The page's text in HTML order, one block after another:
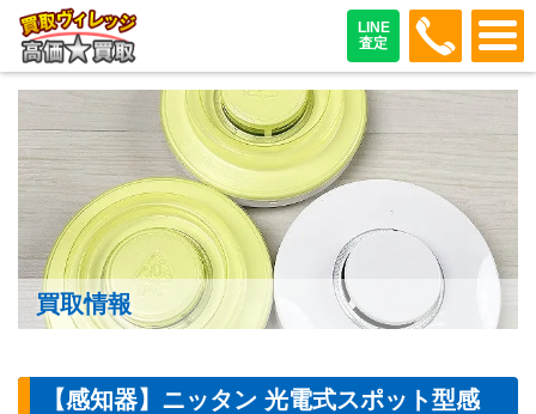
LINE
査定
048-
買取情報
【感知器】ニッタン 光電式スポット型感